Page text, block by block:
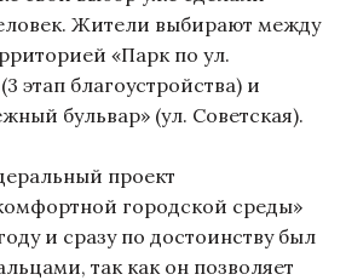
Жители выбирают между
«Парк по ул.
этап благоустройства) и
бульвар» (ул. Советская).
проект
городской среды»
и сразу по достоинству был
так как он позволяет